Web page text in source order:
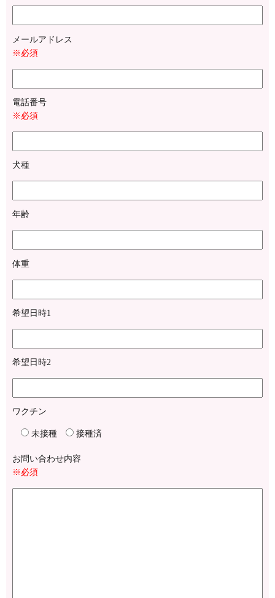
メールアドレス
※必須
電話番号
※必須
犬種
年齢
体重
希望日時1
希望日時2
ワクチン
未接種 接種済
お問い合わせ内容
※必須